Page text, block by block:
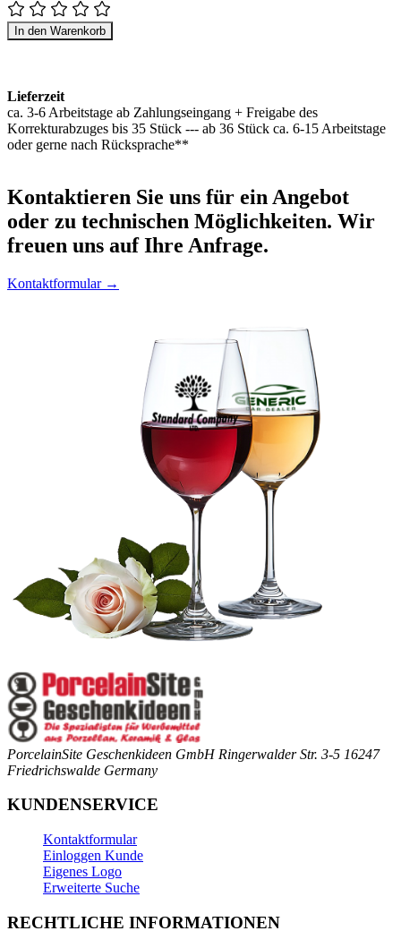
In den Warenkorb
Lieferzeit
ca. 3-6 Arbeitstage ab Zahlungseingang + Freigabe des
Korrekturabzuges bis 35 Stück --- ab 36 Stück ca. 6-15 Arbeitstage
oder gerne nach Rücksprache**
Kontaktieren Sie uns für ein Angebot
oder zu technischen Möglichkeiten. Wir
freuen uns auf Ihre Anfrage.
Kontaktformular →
PorcelainSite Geschenkideen GmbH Ringerwalder Str. 3-5 16247
Friedrichswalde Germany
KUNDENSERVICE
Kontaktformular
Einloggen Kunde
Eigenes Logo
Erweiterte Suche
RECHTLICHE INFORMATIONEN